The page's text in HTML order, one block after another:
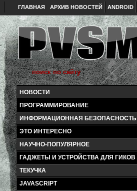
ГЛАВНАЯ АРХИВ НОВОСТЕЙ ANDROID
НОВОСТИ
ПРОГРАММИРОВАНИЕ
ИНФОРМАЦИОННАЯ БЕЗОПАСНОСТЬ
ЭТО ИНТЕРЕСНО
НАУЧНО-ПОПУЛЯРНОЕ
ГАДЖЕТЫ И УСТРОЙСТВА ДЛЯ ГИКОВ
ТЕКУЧКА
JAVASCRIPT